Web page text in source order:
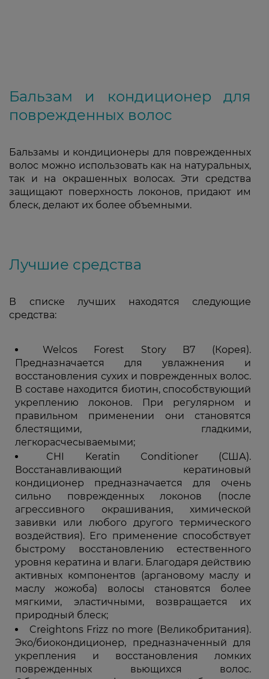
Бальзам и кондиционер для
поврежденных волос
Бальзамы и кондиционеры для поврежденных
волос можно использовать как на натуральных,
так и на окрашенных волосах. Эти средства
защищают поверхность локонов, придают им
блеск, делают их более объемными.
Лучшие средства
В списке лучших находятся следующие
средства:
Welcos Forest Story B7 (Корея).
Предназначается для увлажнения и
восстановления сухих и поврежденных волос.
В составе находится биотин, способствующий
укреплению локонов. При регулярном и
правильном применении они становятся
блестящими, гладкими,
легкорасчесываемыми;
CHI Keratin Conditioner (США).
Восстанавливающий кератиновый
кондиционер предназначается для очень
сильно поврежденных локонов (после
агрессивного окрашивания, химической
завивки или любого другого термического
воздействия). Его применение способствует
быстрому восстановлению естественного
уровня кератина и влаги. Благодаря действию
активных компонентов (аргановому маслу и
маслу жожоба) волосы становятся более
мягкими, эластичными, возвращается их
природный блеск;
Creightons Frizz no more (Великобритания).
Эко/биокондиционер, предназначенный для
укрепления и восстановления ломких
поврежденных вьющихся волос.